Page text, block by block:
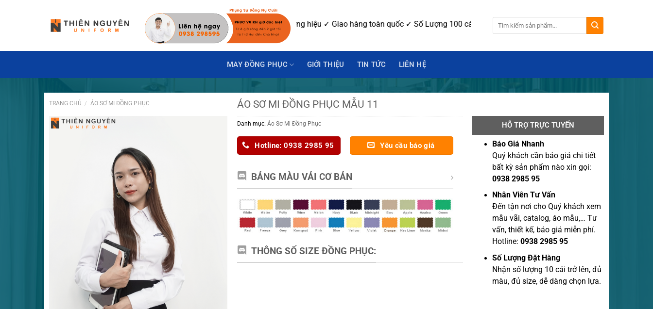
Đặt hàng hôm nay ✓ Miễn phí thiết kế may mẫu ✓ In-Thêu logo thương hiệu ✓ Giao hàng toàn quốc ✓ Số Lượng 100 cái.
MAY ĐỒNG PHỤC GIỚI THIỆU TIN TỨC LIÊN HỆ
TRANG CHỦ / ÁO SƠ MI ĐỒNG PHỤC ÁO SƠ MI ĐỒNG PHỤC MẪU 11
Danh mục:Áo Sơ Mi Đồng Phục
Hotline: 0938 2985 95 Yêu cầu báo giá
BẢNG MÀU VẢI CƠ BẢN
THÔNG SỐ SIZE ĐỒNG PHỤC:
HỖ TRỢ TRỰC TUYẾN
Báo Giá Nhanh
Quý khách cần báo giá chi tiết
bất kỳ sản phẩm nào xin gọi:
0938 2985 95
Nhân Viên Tư Vấn
Đến tận nơi cho Quý khách xem
mẫu vãi, catalog, áo mẫu,… Tư
vấn, thiết kế, báo giá miễn phí.
Hotline: 0938 2985 95
Số Lượng Đặt Hàng
Nhận số lượng 10 cái trở lên, đủ
màu, đủ size, dễ dàng chọn lựa.